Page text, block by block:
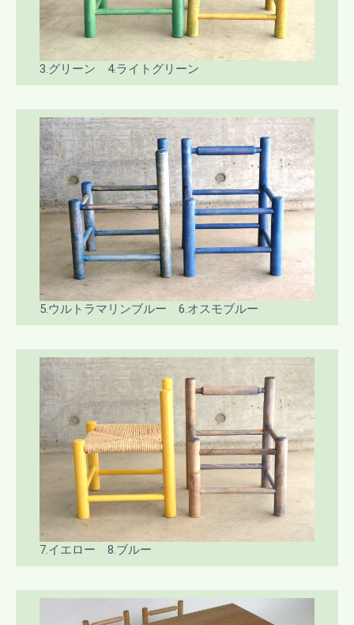
3.グリーン 4.ライトグリーン
5.ウルトラマリンブルー 6.オスモブルー
7.イエロー 8.ブルー